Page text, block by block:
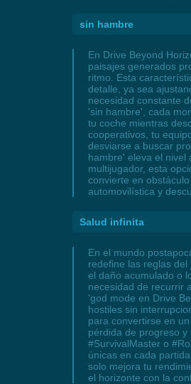
sin hambre
En Drive Beyond
paisajes generados
ritmo. Esta
detalle, ya sea
necesidad constante
'sin hambre', cada
tu coche mientras
cooperativos, tu
desviarse a buscar
hambre' eleva el nivel
multijugador, esta
convierte en
automovilística y
Salud infinita
En el mundo
redefine las reglas
el daño acumulado o
necesidad de recurrir
'god mode en Drive
hostiles sin
para convertirse en
pérdida de progreso
#SurvivalMaster o
únicas en cada
solo mejora tu
el horizonte con la